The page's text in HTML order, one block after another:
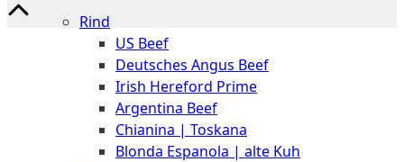
Rind
US Beef
Deutsches Angus Beef
Irish Hereford Prime
Argentina Beef
Chianina | Toskana
Blonda Espanola | alte Kuh